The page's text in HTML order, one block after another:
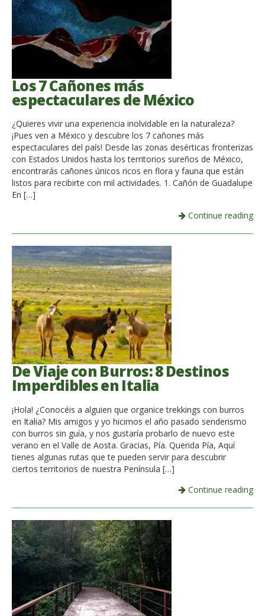
Los 7 Cañones más
espectaculares de México
¿Quieres vivir una experiencia inolvidable en la naturaleza?
¡Pues ven a México y descubre los 7 cañones más
espectaculares del país! Desde las zonas desérticas fronterizas
con Estados Unidos hasta los territorios sureños de México,
encontrarás cañones únicos ricos en flora y fauna que están
listos para recibirte con mil actividades. 1. Cañón de Guadalupe
En […]
Continue reading
De Viaje con Burros: 8 Destinos
Imperdibles en Italia
¡Hola! ¿Conocéis a alguien que organice trekkings con burros
en Italia? Mis amigos y yo hicimos el año pasado senderismo
con burros sin guía, y nos gustaría probarlo de nuevo este
verano en el Valle de Aosta. Gracias, Pía. Querida Pía, Aquí
tienes algunas rutas que te pueden servir para descubrir
ciertos territorios de nuestra Península […]
Continue reading